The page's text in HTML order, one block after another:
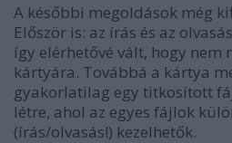
A későbbi megoldások még
Először is: az írás és az
így elérhetővé vált, hogy nem
kártyára. Továbbá a kártya
gyakorlatilag egy titkosított
létre, ahol az egyes fájlok
(írás/olvasás!) kezelhetők.